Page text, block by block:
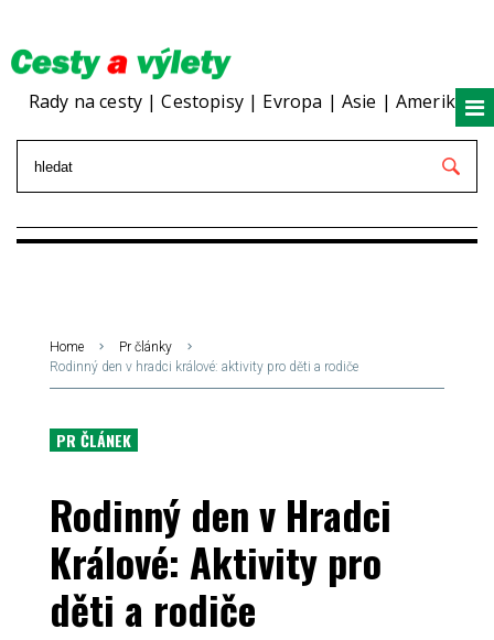
Rady na cesty | Cestopisy | Evropa | Asie | Amerika
Home
Pr články
Rodinný den v hradci králové: aktivity pro děti a rodiče
PR ČLÁNEK
Rodinný den v Hradci
Králové: Aktivity pro
děti a rodiče